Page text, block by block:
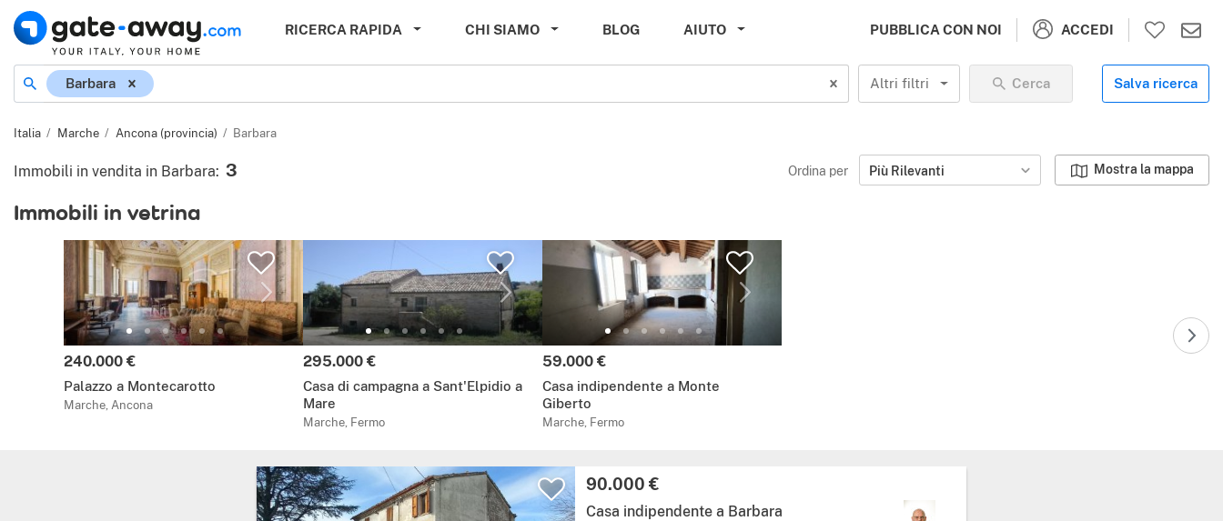
RICERCA RAPIDA CHI SIAMO BLOG AIUTO PUBBLICA CON NOI ACCEDI
Località
Barbara Altri filtri Cerca Salva ricerca
Italia Marche Ancona (provincia) Barbara
Immobili in vendita in Barbara: 3 Ordina per Più Rilevanti Mostra la mappa
Immobili in vetrina
Prezzo:
240.000 €
Palazzo a Montecarotto
Marche, Ancona
Prezzo:
295.000 €
Casa di campagna a Sant'Elpidio a
Mare
Marche, Fermo
Prezzo:
59.000 €
Casa indipendente a Monte
Giberto
Marche, Fermo
Prezzo:
90.000 €
Casa indipendente a Barbara